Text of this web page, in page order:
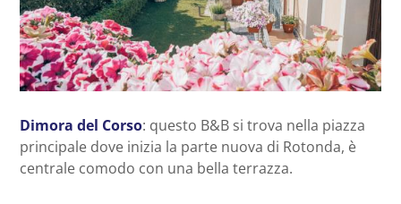
Dimora del Corso: questo B&B si trova nella piazza
principale dove inizia la parte nuova di Rotonda, è
centrale comodo con una bella terrazza.